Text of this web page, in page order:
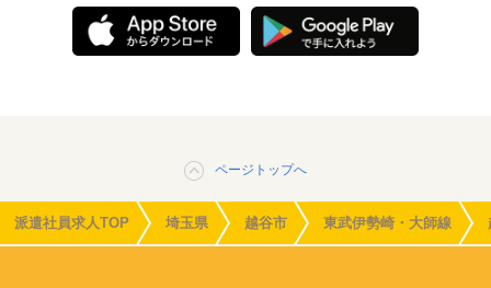
ページトップへ
派遣社員求人TOP 埼玉県 越谷市 東武伊勢崎・大師線